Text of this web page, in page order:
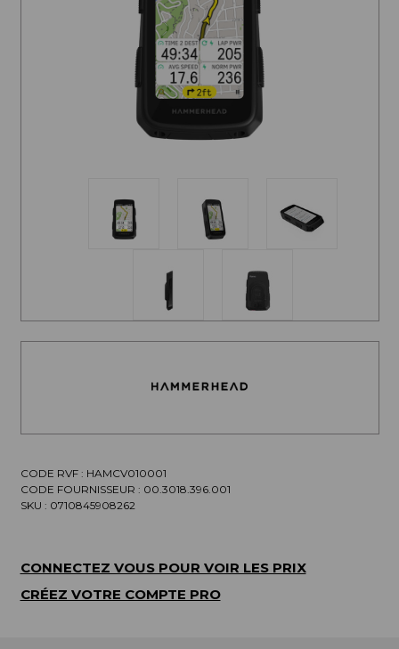
CODE RVF : HAMCV010001
CODE FOURNISSEUR : 00.3018.396.001
SKU : 0710845908262
CONNECTEZ VOUS POUR VOIR LES PRIX
CRÉEZ VOTRE COMPTE PRO